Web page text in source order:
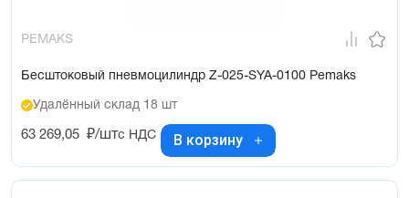
PEMAKS
Бесштоковый пневмоцилиндр Z-025-SYA-0100 Pemaks
Удалённый склад 18 шт
63 269,05 ₽/штс НДС В корзину